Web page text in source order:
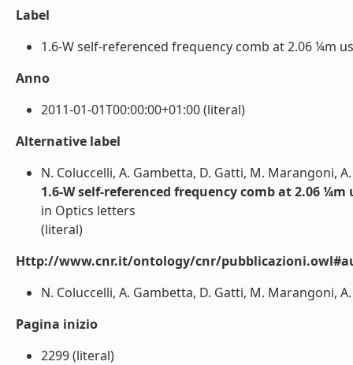
Label
1.6-W self-referenced frequency comb at 2.06 ¼m
Anno
2011-01-01T00:00:00+01:00 (literal)
Alternative label
N. Coluccelli, A. Gambetta, D. Gatti, M. Marangoni,
1.6-W self-referenced frequency comb at 2.06
in Optics letters
(literal)
Http://www.cnr.it/ontology/cnr/
N. Coluccelli, A. Gambetta, D. Gatti, M. Marangoni,
Pagina inizio
2299 (literal)